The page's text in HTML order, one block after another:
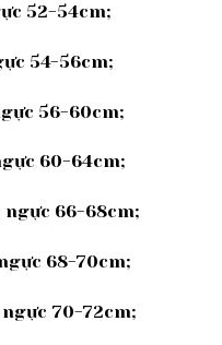
52-54cm;
54-56cm;
56-60cm;
60-64cm;
ngực 66-68cm;
68-70cm;
ngực 70-72cm;